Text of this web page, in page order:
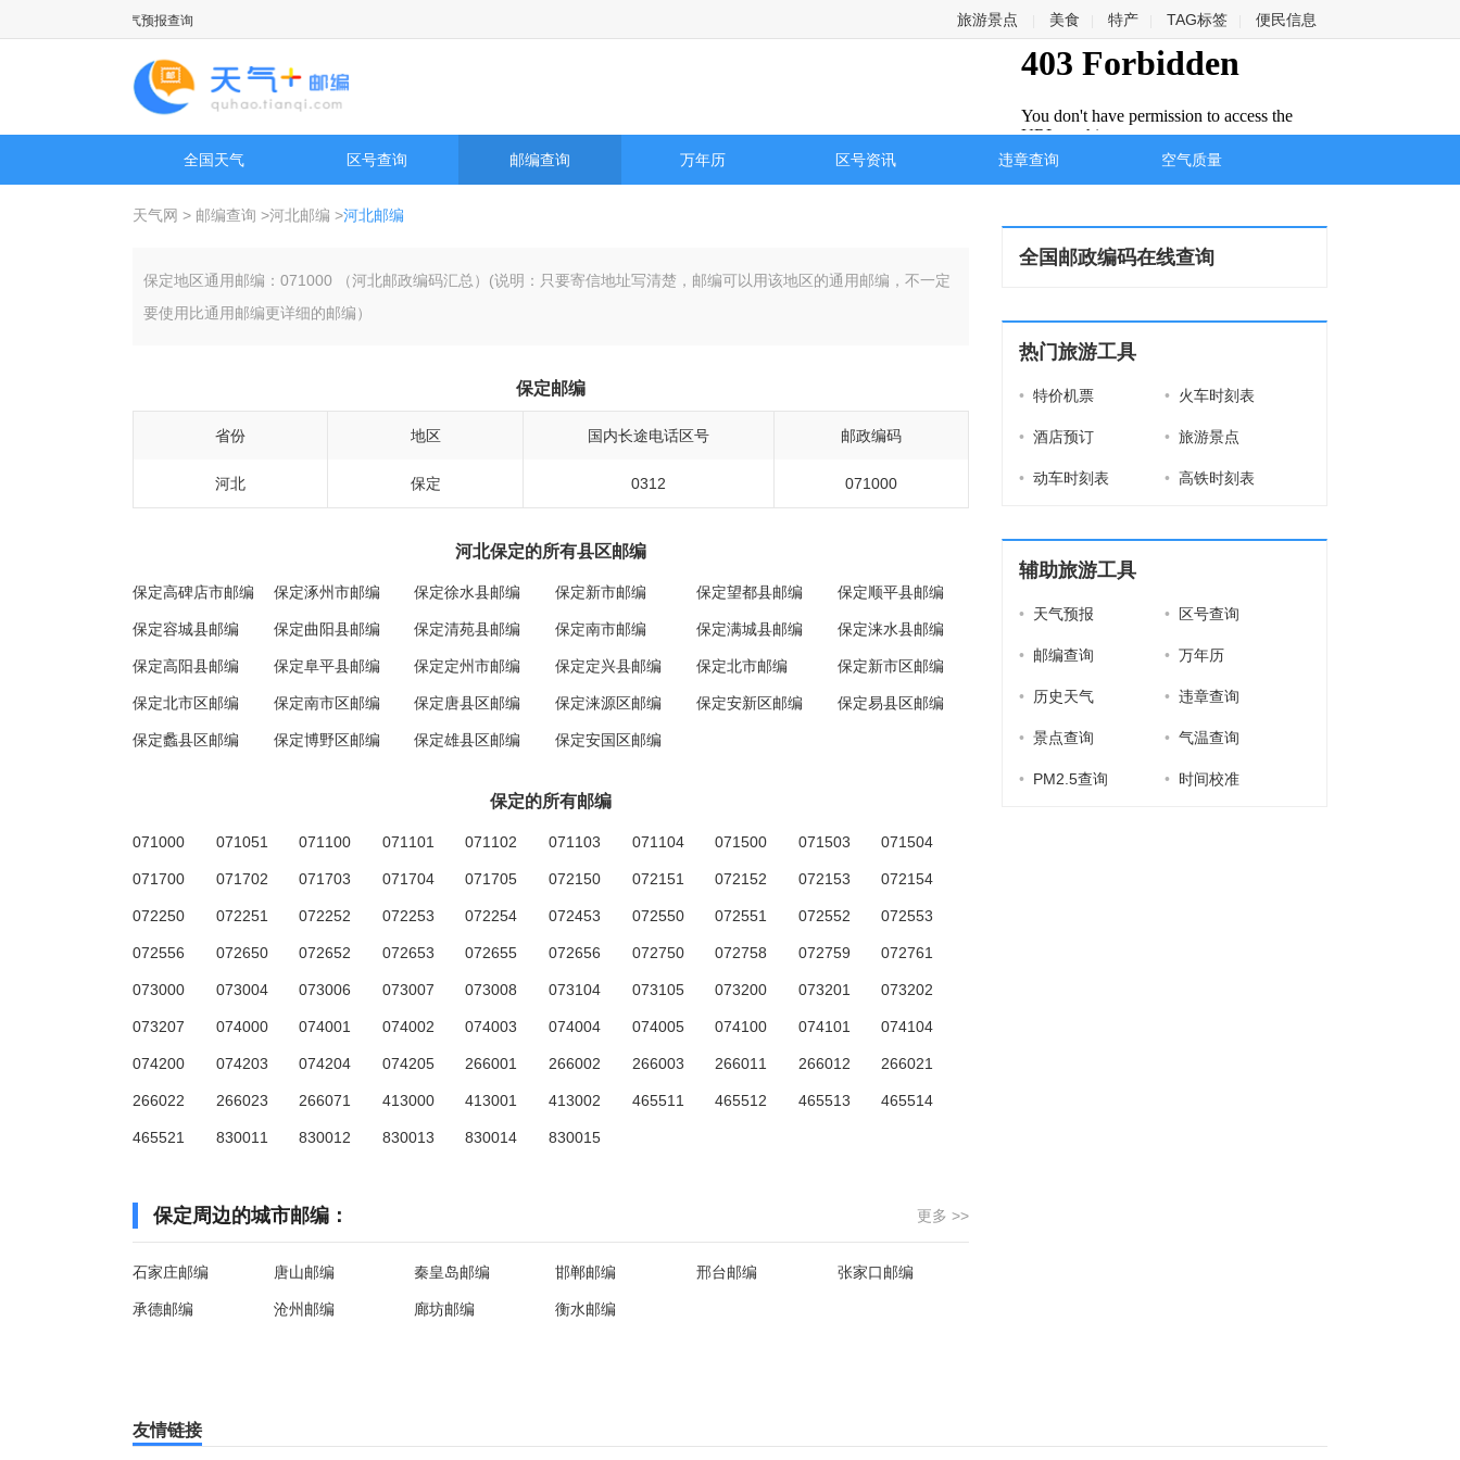
预报以及历史天气预报查询 旅游景点 美食 特产 TAG标签 便民信息
全国天气 区号查询 邮编查询 万年历 区号资讯 违章查询 空气质量
天气网 > 邮编查询 >河北邮编 >河北邮编
保定地区通用邮编：071000 （河北邮政编码汇总）(说明：只要寄信地址写清楚，邮编可以用该地区的通用邮编，不一定
要使用比通用邮编更详细的邮编）
保定邮编
省份 地区 国内长途电话区号 邮政编码
河北 保定 0312 071000
河北保定的所有县区邮编
保定高碑店市邮编 保定涿州市邮编 保定徐水县邮编 保定新市邮编 保定望都县邮编 保定顺平县邮编
保定容城县邮编 保定曲阳县邮编 保定清苑县邮编 保定南市邮编 保定满城县邮编 保定涞水县邮编
保定高阳县邮编 保定阜平县邮编 保定定州市邮编 保定定兴县邮编 保定北市邮编 保定新市区邮编
保定北市区邮编 保定南市区邮编 保定唐县区邮编 保定涞源区邮编 保定安新区邮编 保定易县区邮编
保定蠡县区邮编 保定博野区邮编 保定雄县区邮编 保定安国区邮编
保定的所有邮编
071000 071051 071100 071101 071102 071103 071104 071500 071503 071504
071700 071702 071703 071704 071705 072150 072151 072152 072153 072154
072250 072251 072252 072253 072254 072453 072550 072551 072552 072553
072556 072650 072652 072653 072655 072656 072750 072758 072759 072761
073000 073004 073006 073007 073008 073104 073105 073200 073201 073202
073207 074000 074001 074002 074003 074004 074005 074100 074101 074104
074200 074203 074204 074205 266001 266002 266003 266011 266012 266021
266022 266023 266071 413000 413001 413002 465511 465512 465513 465514
465521 830011 830012 830013 830014 830015
保定周边的城市邮编： 更多 >>
石家庄邮编 唐山邮编 秦皇岛邮编 邯郸邮编 邢台邮编 张家口邮编
承德邮编 沧州邮编 廊坊邮编 衡水邮编
全国邮政编码在线查询
热门旅游工具
• 特价机票 • 火车时刻表
• 酒店预订 • 旅游景点
• 动车时刻表 • 高铁时刻表
辅助旅游工具
• 天气预报 • 区号查询
• 邮编查询 • 万年历
• 历史天气 • 违章查询
• 景点查询 • 气温查询
• PM2.5查询 • 时间校准
友情链接